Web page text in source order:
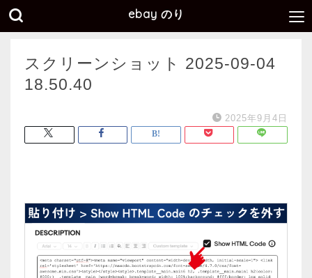
ebay のり
スクリーンショット 2025-09-04
18.50.40
2025年9月4日